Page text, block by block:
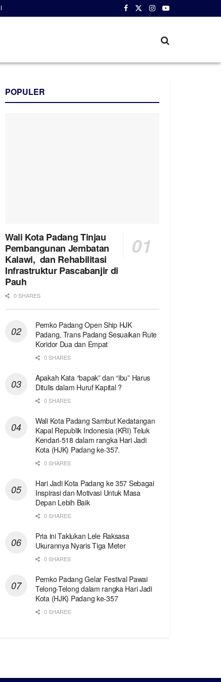
POPULER
Wali Kota Padang Tinjau
Pembangunan Jembatan
Kalawi, dan Rehabilitasi
Infrastruktur Pascabanjir di
Pauh
0 SHARES
Pemko Padang Open Ship HJK
Padang, Trans Padang Sesuaikan Rute
Koridor Dua dan Empat
0 SHARES
Apakah Kata “bapak” dan “ibu” Harus
Ditulis dalam Huruf Kapital ?
0 SHARES
Wali Kota Padang Sambut Kedatangan
Kapal Republik Indonesia (KRI) Teluk
Kendari-518 dalam rangka Hari Jadi
Kota (HJK) Padang ke-357.
0 SHARES
Hari Jadi Kota Padang ke 357 Sebagai
Inspirasi dan Motivasi Untuk Masa
Depan Lebih Baik
0 SHARES
Pria ini Taklukan Lele Raksasa
Ukurannya Nyaris Tiga Meter
0 SHARES
Pemko Padang Gelar Festival Pawai
Telong-Telong dalam rangka Hari Jadi
Kota (HJK) Padang ke-357
0 SHARES